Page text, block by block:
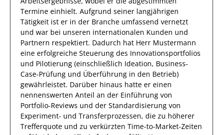
Termine einhielt. Aufgrund seiner langjährigen
Tätigkeit ist er in der Branche umfassend vernetzt
und war bei unseren internationalen Kunden und
Partnern respektiert. Dadurch hat Herr Mustermann
eine erfolgreiche Steuerung des Innovationsportfolios
und Pilotierung (einschließlich Ideation, Business-
Case-Prüfung und Überführung in den Betrieb)
gewährleistet. Darüber hinaus hatte er einen
nennenswerten Anteil an der Einführung von
Portfolio-Reviews und der Standardisierung von
Experiment- und Transferprozessen, die zu höherer
Trefferquote und zu verkürzten Time-to-Market-Zeiten